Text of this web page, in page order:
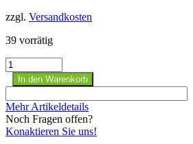
zzgl. Versandkosten
39 vorrätig
gebrauchte
Rollwagen
SSI
Schäfer
rot
60x40x15cm
Menge
In den Warenkorb
Mehr Artikeldetails
Noch Fragen offen?
Konaktieren Sie uns!